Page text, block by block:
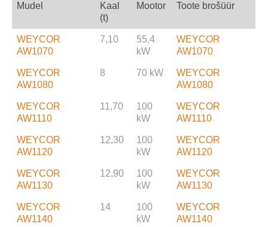
Mudel
Kaal
(t)
Mootor Toote brošüür
WEYCOR
AW1070
7,10
55,4
kW
WEYCOR
AW1070
WEYCOR
AW1080
8 70 kW
WEYCOR
AW1080
WEYCOR
AW1110
11,70
100
kW
WEYCOR
AW1110
WEYCOR
AW1120
12,30
100
kW
WEYCOR
AW1120
WEYCOR
AW1130
12,90
100
kW
WEYCOR
AW1130
WEYCOR
AW1140
14
100
kW
WEYCOR
AW1140